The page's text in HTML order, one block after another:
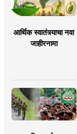
आर्थिक स्वातंत्र्याचा नवा
जाहीरनामा